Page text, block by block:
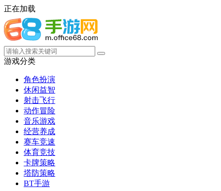
正在加载
游戏分类
角色扮演
休闲益智
射击飞行
动作冒险
音乐游戏
经营养成
赛车竞速
体育竞技
卡牌策略
塔防策略
BT手游